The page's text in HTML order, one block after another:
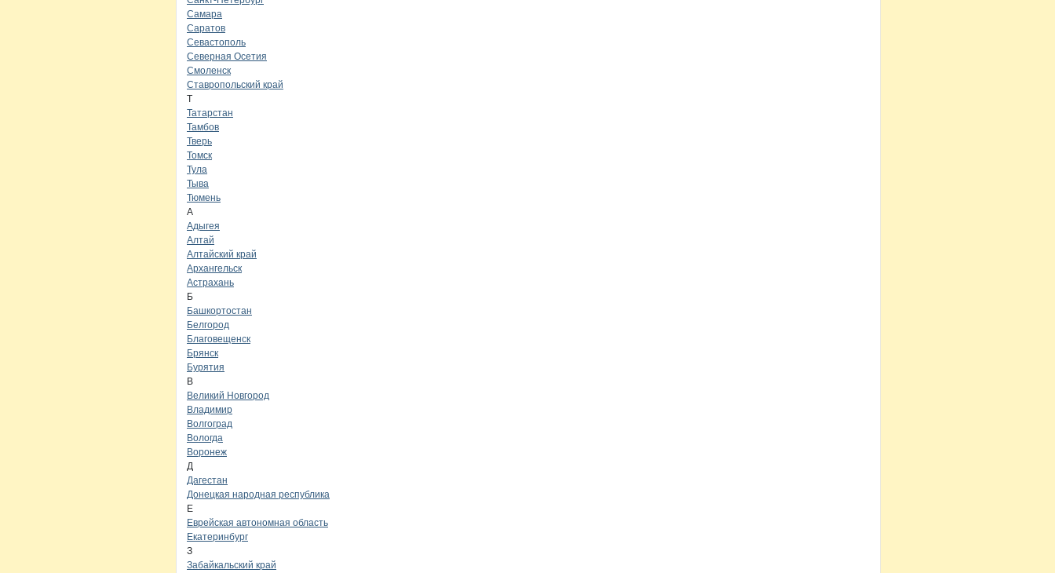
Самара
Саратов
Севастополь
Северная Осетия
Смоленск
Ставропольский край
Т
Татарстан
Тамбов
Тверь
Томск
Тула
Тыва
Тюмень
А
Адыгея
Алтай
Алтайский край
Архангельск
Астрахань
Б
Башкортостан
Белгород
Благовещенск
Брянск
Бурятия
В
Великий Новгород
Владимир
Волгоград
Вологда
Воронеж
Д
Дагестан
Донецкая народная республика
Е
Еврейская автономная область
Екатеринбург
З
Забайкальский край